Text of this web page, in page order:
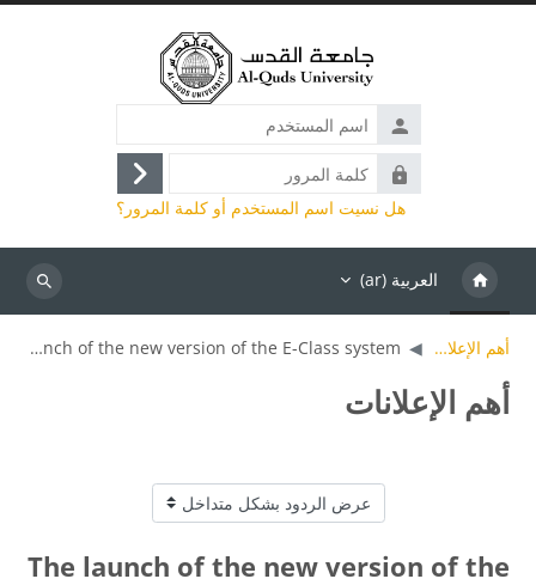
اسم
المستخدم
كلمة
المرور
تسجيل
الدخول
هل نسيت اسم المستخدم أو كلمة المرور؟
العربية ‎(ar)‎
بحث
أهم الإعلانات The launch of the new version of the E-Class system
أهم الإعلانات
نمط العرض
The launch of the new version of the